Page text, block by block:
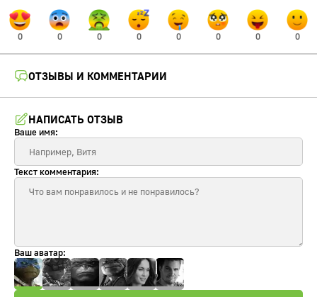
0 0 0 0 0 0 0 0
ОТЗЫВЫ И КОММЕНТАРИИ
НАПИСАТЬ ОТЗЫВ
Ваше имя:
Текст комментария:
Ваш аватар: